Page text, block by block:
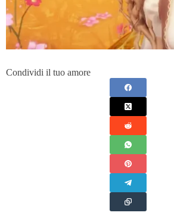
Condividi il tuo amore